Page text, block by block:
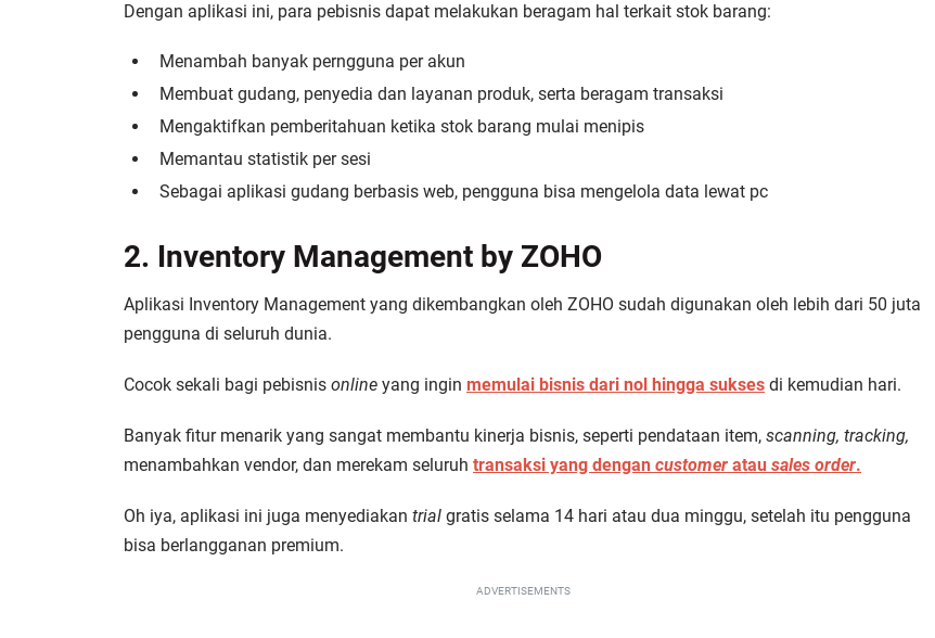
Dengan aplikasi ini, para pebisnis dapat melakukan beragam hal terkait stok barang:
Menambah banyak perngguna per akun
Membuat gudang, penyedia dan layanan produk, serta beragam transaksi
Mengaktifkan pemberitahuan ketika stok barang mulai menipis
Memantau statistik per sesi
Sebagai aplikasi gudang berbasis web, pengguna bisa mengelola data lewat pc
2. Inventory Management by ZOHO
Aplikasi Inventory Management yang dikembangkan oleh ZOHO sudah digunakan oleh lebih dari 50 juta
pengguna di seluruh dunia.
Cocok sekali bagi pebisnis online yang ingin memulai bisnis dari nol hingga sukses di kemudian hari.
Banyak fitur menarik yang sangat membantu kinerja bisnis, seperti pendataan item, scanning, tracking,
menambahkan vendor, dan merekam seluruh transaksi yang dengan customer atau sales order.
Oh iya, aplikasi ini juga menyediakan trial gratis selama 14 hari atau dua minggu, setelah itu pengguna
bisa berlangganan premium.
ADVERTISEMENTS